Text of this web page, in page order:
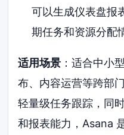
可以生成仪表盘报
期任务和资源分配
适用场景 ：适合中小
布、内容运营等跨部
轻量级任务跟踪，同
和报表能力，Asana